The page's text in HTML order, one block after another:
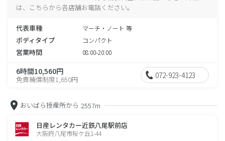
は、こちらから各店舗お電話ください。
代表車種 マーチ・ノート 等
ボディタイプ コンパクト
営業時間 08:00-20:00
6時間10,560円
免責補償制度1,650円 072-923-4123
おいばら授産所から 2557m
日産レンタカー近鉄八尾駅前店
大阪府八尾市桜ケ丘1-44